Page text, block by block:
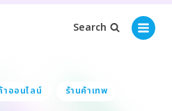
Search
าออนไลน์ ร้านค้าเทพ